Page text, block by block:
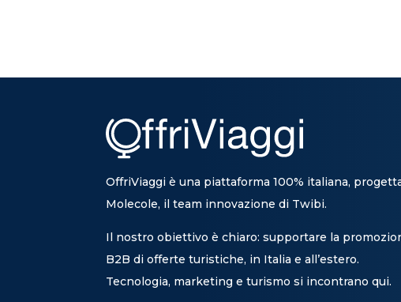
OffriViaggi è una piattaforma 100% italiana,
Molecole, il team innovazione di Twibi.
Il nostro obiettivo è chiaro: supportare la
B2B di offerte turistiche, in Italia e all’estero.
Tecnologia, marketing e turismo si incontrano qui.